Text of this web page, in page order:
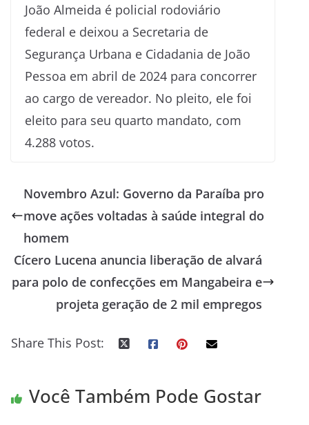
João Almeida é policial rodoviário
federal e deixou a Secretaria de
Segurança Urbana e Cidadania de João
Pessoa em abril de 2024 para concorrer
ao cargo de vereador. No pleito, ele foi
eleito para seu quarto mandato, com
4.288 votos.
Novembro Azul: Governo da Paraíba pro
move ações voltadas à saúde integral do
homem
Cícero Lucena anuncia liberação de alvará
para polo de confecções em Mangabeira e
projeta geração de 2 mil empregos
Share This Post:
Você Também Pode Gostar